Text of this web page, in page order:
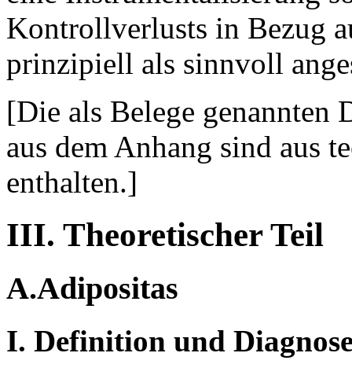
Kontrollverlusts in Bezug
prinzipiell als sinnvoll
[Die als Belege genannten
aus dem Anhang sind aus
enthalten.]
III. Theoretischer Teil
A.Adipositas
I. Definition und